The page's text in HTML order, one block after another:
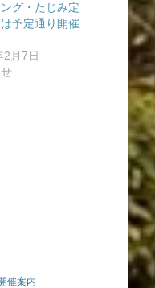
グ・たじみ定
予定通り開催
2月7日
催案内